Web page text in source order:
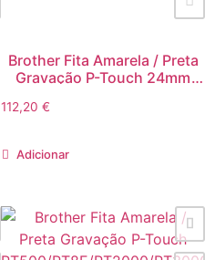
Brother Fita Amarela / Preta
Gravação P-Touch 24mm
112,20 €
Adicionar